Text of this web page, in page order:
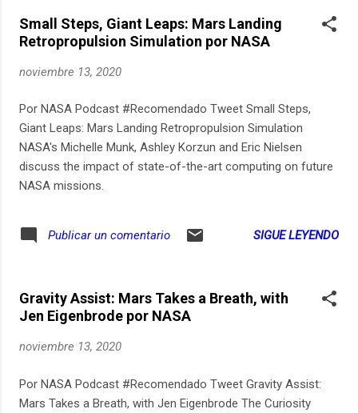
Small Steps, Giant Leaps: Mars Landing
Retropropulsion Simulation por NASA
noviembre 13, 2020
Por NASA Podcast #Recomendado Tweet Small Steps,
Giant Leaps: Mars Landing Retropropulsion Simulation
NASA's Michelle Munk, Ashley Korzun and Eric Nielsen
discuss the impact of state-of-the-art computing on future
NASA missions.
Publicar un comentario SIGUE LEYENDO
Gravity Assist: Mars Takes a Breath, with
Jen Eigenbrode por NASA
noviembre 13, 2020
Por NASA Podcast #Recomendado Tweet Gravity Assist:
Mars Takes a Breath, with Jen Eigenbrode The Curiosity